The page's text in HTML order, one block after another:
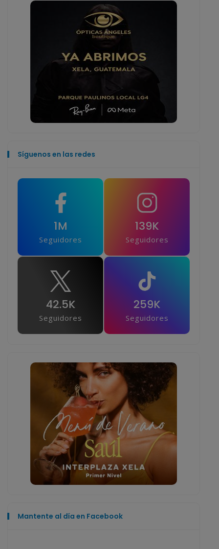
Síguenos en las redes
1M
Seguidores
139K
Seguidores
42.5K
Seguidores
259K
Seguidores
Mantente al día en Facebook